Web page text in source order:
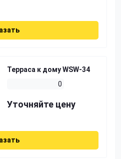
Терраса к дому WSW-34
0
Уточняйте цену